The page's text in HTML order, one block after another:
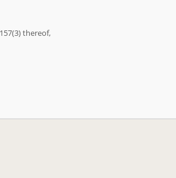
thereof,